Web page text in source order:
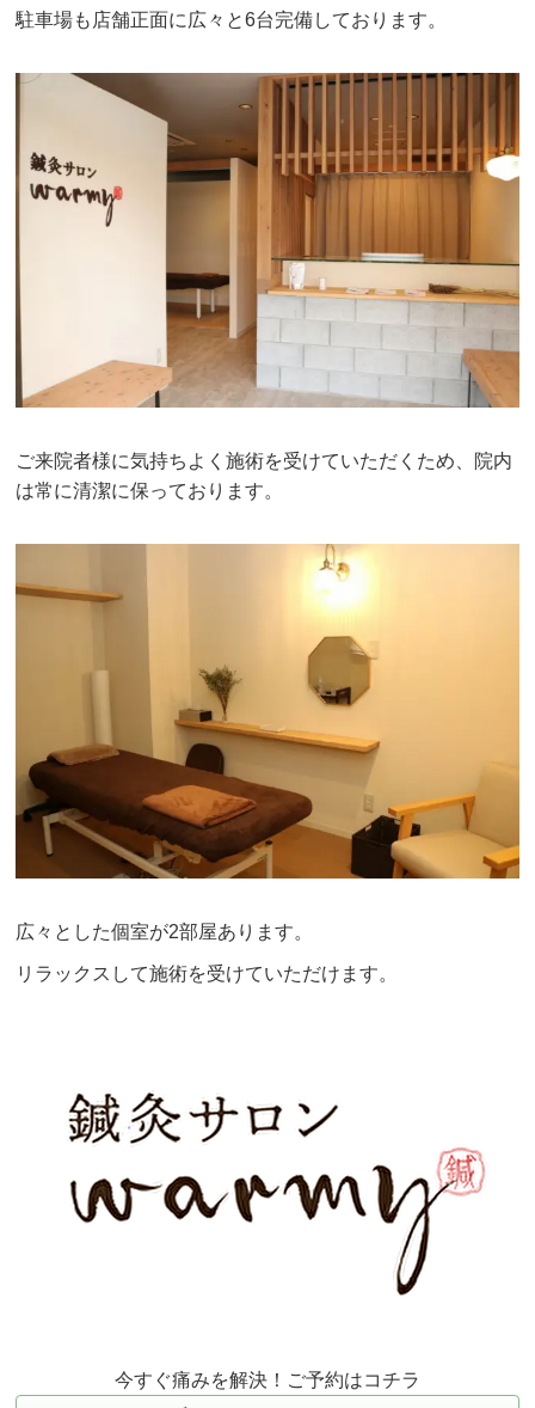
駐車場も店舗正面に広々と6台完備しております。
ご来院者様に気持ちよく施術を受けていただくため、院内
は常に清潔に保っております。
広々とした個室が2部屋あります。
リラックスして施術を受けていただけます。
今すぐ痛みを解決！ご予約はコチラ